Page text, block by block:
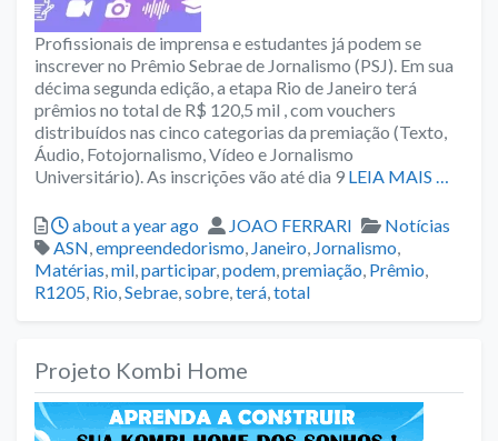
Profissionais de imprensa e estudantes já podem se
inscrever no Prêmio Sebrae de Jornalismo (PSJ). Em sua
décima segunda edição, a etapa Rio de Janeiro terá
prêmios no total de R$ 120,5 mil , com vouchers
distribuídos nas cinco categorias da premiação (Texto,
Áudio, Fotojornalismo, Vídeo e Jornalismo
Universitário). As inscrições vão até dia 9 LEIA MAIS …
Posted
about a year ago Author
JOAO FERRARI Categories
Notícias
Tags
ASN,empreendedorismo, Janeiro, Jornalismo,
Matérias,mil,participar,podem,premiação, Prêmio,
R1205, Rio,Sebrae,sobre,terá,total
Projeto Kombi Home